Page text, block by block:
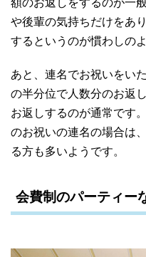
額のお返しをするのが一
や後輩の気持ちだけをあ
するというのが慣わしのよ
あと、連名でお祝いをい
の半分位で人数分のお返
お返しするのが通常です
のお祝いの連名の場合は
る方も多いようです。
会費制のパーティー